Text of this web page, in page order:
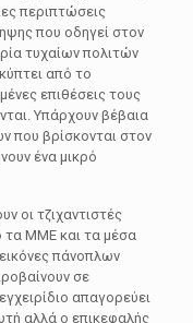
περιπτώσεις
που οδηγεί στον
τυχαίων πολιτών
από το
επιθέσεις τους
Υπάρχουν βέβαια
που βρίσκονται στον
ένα μικρό
οι τζιχαντιστές
τα ΜΜΕ και τα μέσα
πάνοπλων
σε
απαγορεύει
αλλά ο επικεφαλής